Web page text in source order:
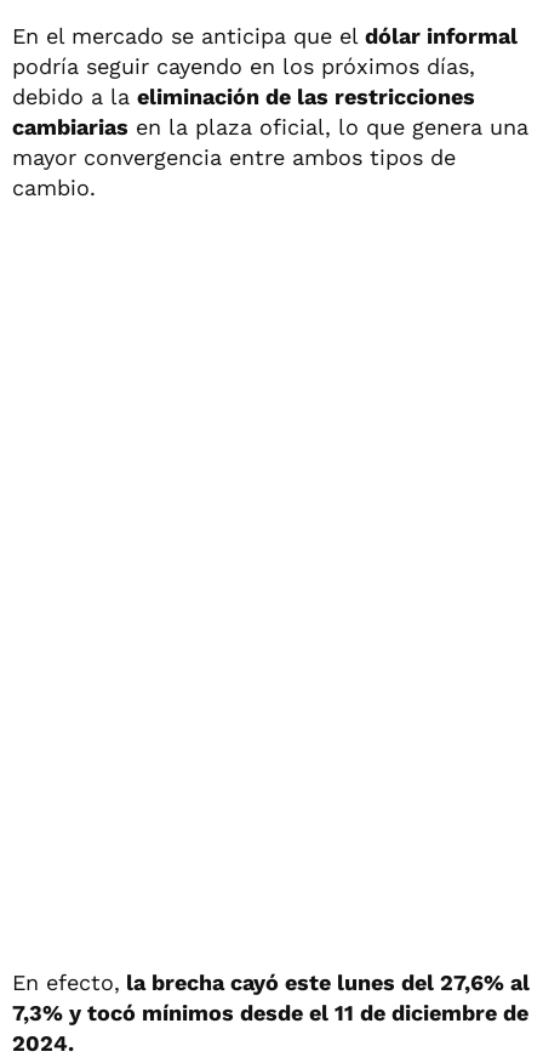
En el mercado se anticipa que el dólar informal
podría seguir cayendo en los próximos días,
debido a la eliminación de las restricciones
cambiarias en la plaza oficial, lo que genera una
mayor convergencia entre ambos tipos de
cambio.
En efecto, la brecha cayó este lunes del 27,6% al
7,3% y tocó mínimos desde el 11 de diciembre de
2024.